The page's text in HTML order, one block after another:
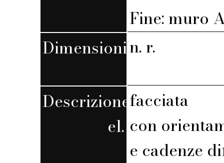
Fine: muro
Dimensionin. r.
Descrizione
el.
facciata
con
e cadenze